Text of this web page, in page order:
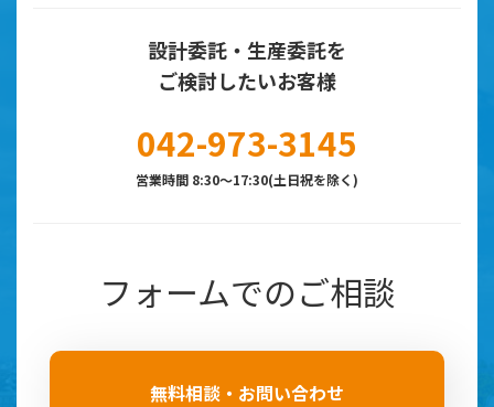
設計委託・生産委託を
ご検討したいお客様
042-973-3145
営業時間 8:30～17:30(土日祝を除く)
フォームでのご相談
無料相談・お問い合わせ